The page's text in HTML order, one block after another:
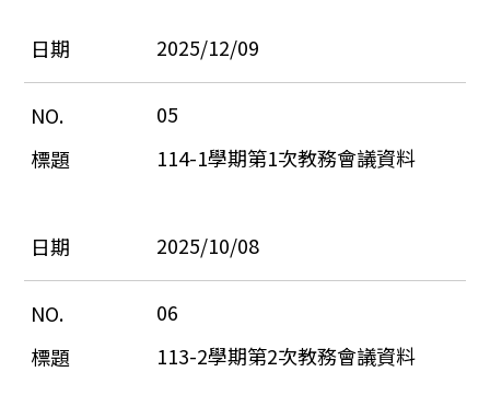
2025/12/09
05
114-1學期第1次教務會議資料
2025/10/08
06
113-2學期第2次教務會議資料